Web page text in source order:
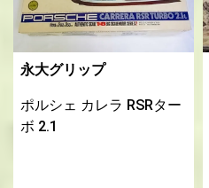
永大グリップ
ポルシェ カレラ RSRター
ボ 2.1